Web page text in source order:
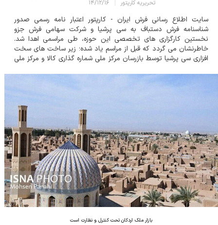
تحریریه کارپتور ۱۴/۱۲/۱۶
سایت اطلاع رسانی فرش ایران - کارپتور اعتبار نامه رسمی صدور
شناسنامه فرش دستباف به سی پرشیا و شرکت سهامی فرش جزو
نخستین کارگزاری های تخصصی این حوزه، طی مراسمی اهدا شد.
خاطرنشان می گردد که قبل از مراسم یاد شده؛ زیر ساخت های سخت
افزاری سی پرشیا توسط بازرسان مرکز ملی شماره گذاری کالا و مرکز ملی
سی پرشیا برای ارائه خدمات صدور ش...
بازار ملک اردکان تحت کنترل و نظارت است